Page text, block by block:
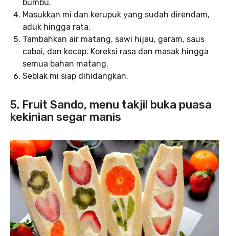
bumbu.
Masukkan mi dan kerupuk yang sudah direndam,
aduk hingga rata.
Tambahkan air matang, sawi hijau, garam, saus
cabai, dan kecap. Koreksi rasa dan masak hingga
semua bahan matang.
Seblak mi siap dihidangkan.
5. Fruit Sando, menu takjil buka puasa
kekinian segar manis